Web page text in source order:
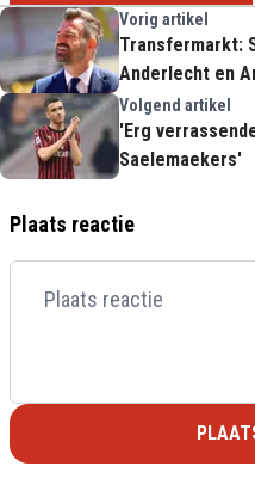
Vorig artikel
Transfermarkt:
Anderlecht en
Volgend artikel
'Erg
Saelemaekers'
Plaats reactie